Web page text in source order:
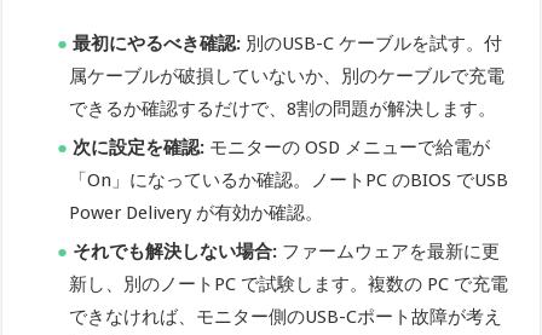
最初にやるべき確認:別のUSB-C ケーブルを試す。付
属ケーブルが破損していないか、別のケーブルで充電
できるか確認するだけで、8割の問題が解決します。
次に設定を確認:モニターの OSD メニューで給電が
「On」になっているか確認。ノートPC のBIOS でUSB
Power Delivery が有効か確認。
それでも解決しない場合:ファームウェアを最新に更
新し、別のノートPC で試験します。複数の PC で充電
できなければ、モニター側のUSB-Cポート故障が考え